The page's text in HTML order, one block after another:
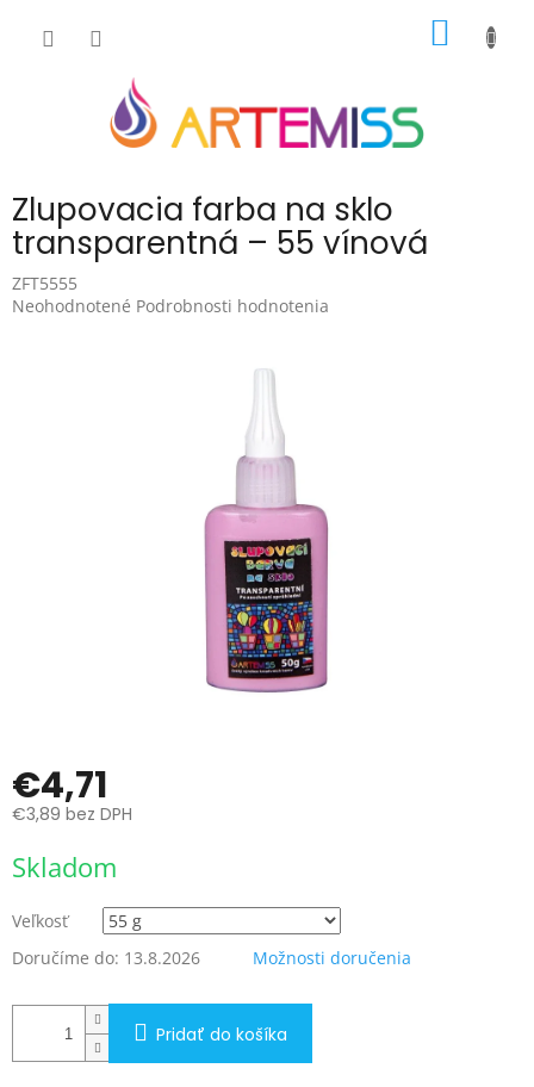
Zlupovacia farba na sklo
transparentná – 55 vínová
ZFT5555
Priemerné
Neohodnotené Podrobnosti hodnotenia
€4,71
€3,89 bez DPH
cena:
Skladom
Veľkosť
Doručíme do: 13.8.2026 Možnosti doručenia
Pridať do košíka